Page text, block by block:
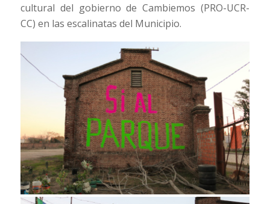
cultural del gobierno de Cambiemos (PRO-UCR-
CC) en las escalinatas del Municipio.